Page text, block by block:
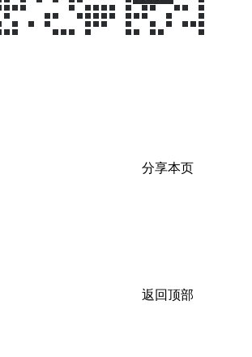
分享本页
返回顶部